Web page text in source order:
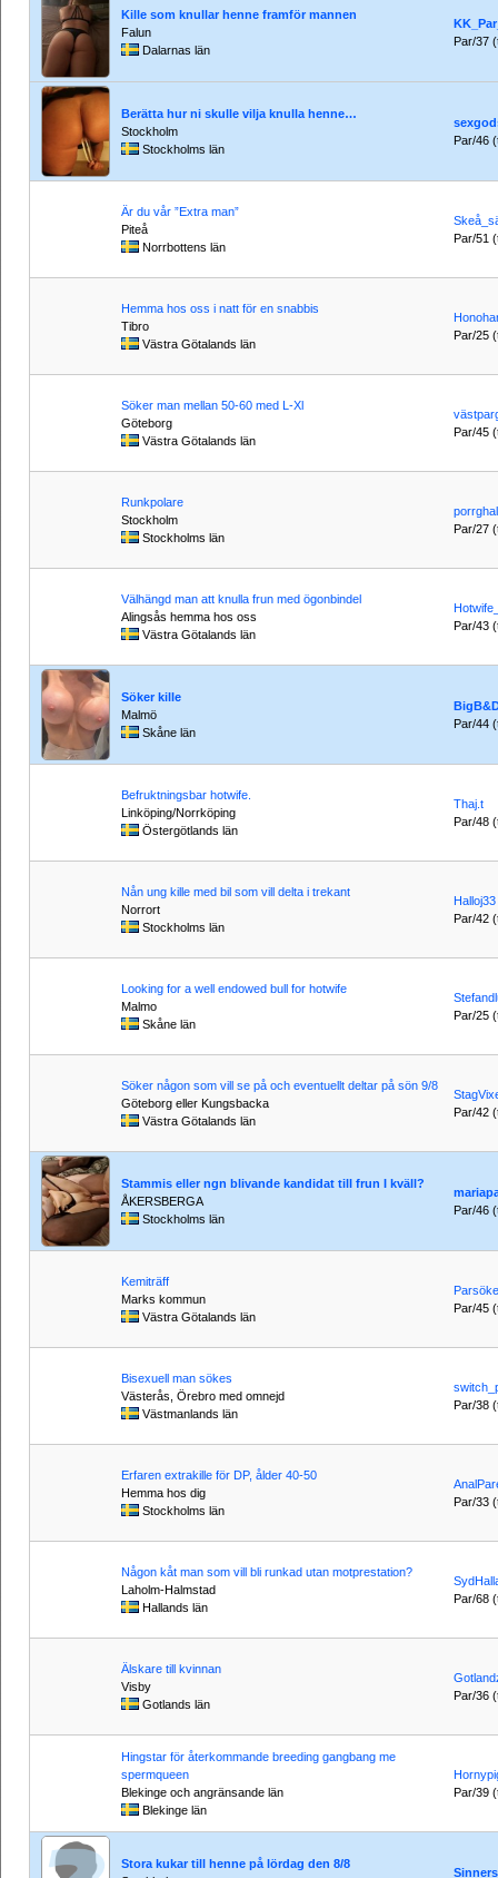
Kille som knullar henne framför mannen
Falun
Dalarnas län
Par/37
Berätta hur ni skulle vilja knulla henne…
Stockholm
Stockholms län
Par/46
Är du vår ”Extra man”
Piteå
Norrbottens län
Par/51
Hemma hos oss i natt för en snabbis
Tibro
Västra Götalands län
Par/25
Söker man mellan 50-60 med L-Xl
Göteborg
Västra Götalands län
Par/45
Runkpolare
Stockholm
Stockholms län
Par/27
Välhängd man att knulla frun med ögonbindel
Alingsås hemma hos oss
Västra Götalands län
Par/43
Söker kille
Malmö
Skåne län
Par/44
Befruktningsbar hotwife.
Linköping/Norrköping
Östergötlands län
Thaj.t
Par/48
Nån ung kille med bil som vill delta i trekant
Norrort
Stockholms län
Halloj33
Par/42
Looking for a well endowed bull for hotwife
Malmo
Skåne län
Par/25
Söker någon som vill se på och eventuellt deltar på sön 9/8
Göteborg eller Kungsbacka
Västra Götalands län
Par/42
Stammis eller ngn blivande kandidat till frun I kväll?
ÅKERSBERGA
Stockholms län
Par/46
Kemiträff
Marks kommun
Västra Götalands län
Par/45
Bisexuell man sökes
Västerås, Örebro med omnejd
Västmanlands län
Par/38
Erfaren extrakille för DP, ålder 40-50
Hemma hos dig
Stockholms län
Par/33
Någon kåt man som vill bli runkad utan motprestation?
Laholm-Halmstad
Hallands län
Par/68
Älskare till kvinnan
Visby
Gotlands län
Par/36
Hingstar för återkommande breeding gangbang me
spermqueen
Blekinge och angränsande län
Blekinge län
Par/39
Stora kukar till henne på lördag den 8/8